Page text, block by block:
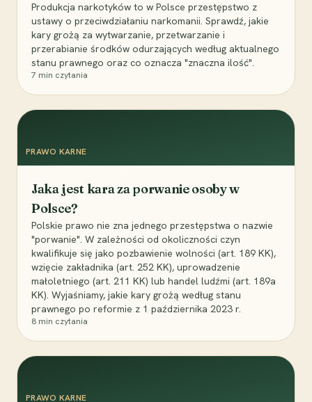
Produkcja narkotyków to w Polsce przestępstwo z
ustawy o przeciwdziałaniu narkomanii. Sprawdź, jakie
kary grożą za wytwarzanie, przetwarzanie i
przerabianie środków odurzających według aktualnego
stanu prawnego oraz co oznacza "znaczna ilość".
7 min czytania
PRAWO KARNE
Jaka jest kara za porwanie osoby w
Polsce?
Polskie prawo nie zna jednego przestępstwa o nazwie
"porwanie". W zależności od okoliczności czyn
kwalifikuje się jako pozbawienie wolności (art. 189 KK),
wzięcie zakładnika (art. 252 KK), uprowadzenie
małoletniego (art. 211 KK) lub handel ludźmi (art. 189a
KK). Wyjaśniamy, jakie kary grożą według stanu
prawnego po reformie z 1 października 2023 r.
8 min czytania
PRAWO KARNE